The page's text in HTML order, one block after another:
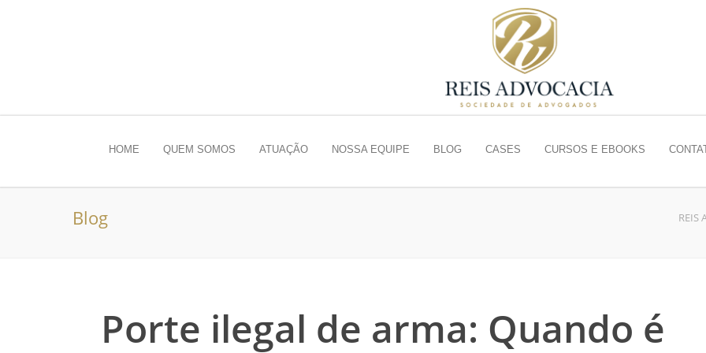
HOME QUEM SOMOS ATUAÇÃO NOSSA EQUIPE BLOG CASES CURSOS E EBOOKS
Blog REIS
Porte ilegal de arma: Quando é